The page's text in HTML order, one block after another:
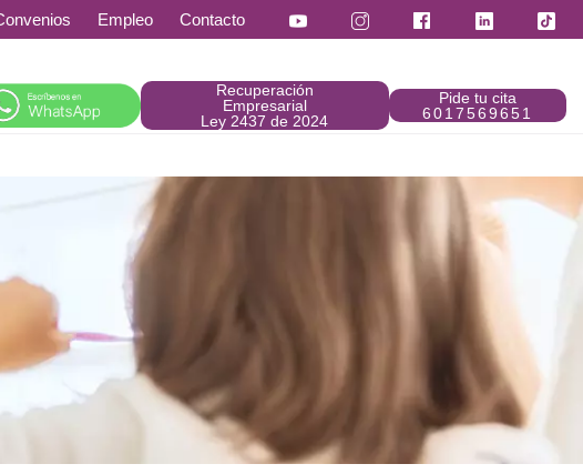
Empleo Contacto
Recuperación
Empresarial
Ley 2437 de 2024
Pide tu cita
6017569651